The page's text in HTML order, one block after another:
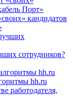
кандидатов
сотрудников?
hh.ru